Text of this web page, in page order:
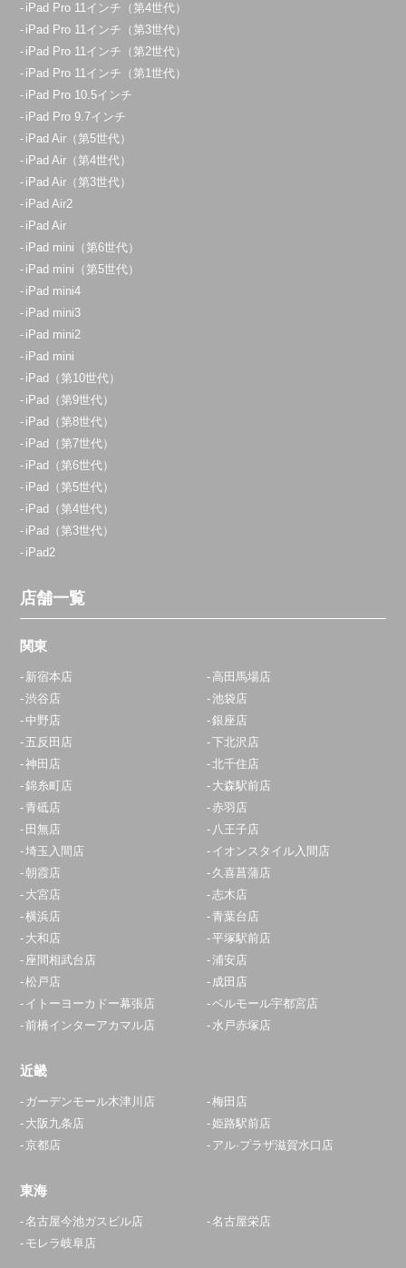
iPad Pro 11インチ（第4世代）
iPad Pro 11インチ（第3世代）
iPad Pro 11インチ（第2世代）
iPad Pro 11インチ（第1世代）
iPad Pro 10.5インチ
iPad Pro 9.7インチ
iPad Air（第5世代）
iPad Air（第4世代）
iPad Air（第3世代）
iPad Air2
iPad Air
iPad mini（第6世代）
iPad mini（第5世代）
iPad mini4
iPad mini3
iPad mini2
iPad mini
iPad（第10世代）
iPad（第9世代）
iPad（第8世代）
iPad（第7世代）
iPad（第6世代）
iPad（第5世代）
iPad（第4世代）
iPad（第3世代）
iPad2
店舗一覧
関東
新宿本店
高田馬場店
渋谷店
池袋店
中野店
銀座店
五反田店
下北沢店
神田店
北千住店
錦糸町店
大森駅前店
青砥店
赤羽店
田無店
八王子店
埼玉入間店
イオンスタイル入間店
朝霞店
久喜菖蒲店
大宮店
志木店
横浜店
青葉台店
大和店
平塚駅前店
座間相武台店
浦安店
松戸店
成田店
イトーヨーカドー幕張店
ベルモール宇都宮店
前橋インターアカマル店
水戸赤塚店
近畿
ガーデンモール木津川店
梅田店
大阪九条店
姫路駅前店
京都店
アル·プラザ滋賀水口店
東海
名古屋今池ガスビル店
名古屋栄店
モレラ岐阜店